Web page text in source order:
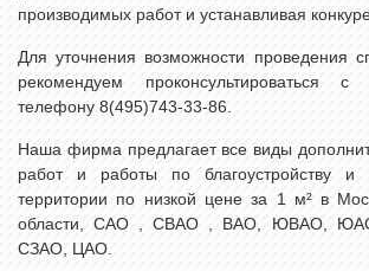
производимых работ и устанавливая
Для уточнения возможности проведения
рекомендуем проконсультироваться
телефону 8(495)743-33-86.
Наша фирма предлагает все виды
работ и работы по благоустройству и
территории по низкой цене за 1 м² в
области, САО , СВАО , ВАО, ЮВАО,
СЗАО, ЦАО.